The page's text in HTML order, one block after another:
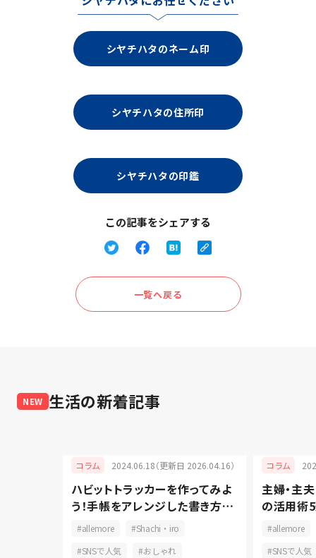
シヤチハタのネーム印
シヤチハタの住所印
シヤチハタの印鑑
この記事をシェアする
一覧へ戻る
NEW 生活の新着記事
コラム 2024.06.18（更新日 2026.04.16）
ハビットトラッカーを作ってみよ
う！手帳をアレンジした書き方と
長続きの秘訣
allemore
Shachi・iro
SNSで人気
おしゃれ
コラム
主婦・主
の活用術
コツをご
allemore
SNSで人気